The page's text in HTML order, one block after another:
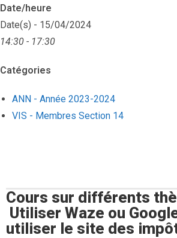
Date/heure
Date(s) - 15/04/2024
14:30 - 17:30
Catégories
ANN - Année 2023-2024
VIS - Membres Section 14
Cours sur différents
Utiliser Waze ou
utiliser le site des